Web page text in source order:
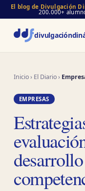
El blog de Divulgación
200.000+
divulgación
Inicio› El Diario›
EMPRESAS